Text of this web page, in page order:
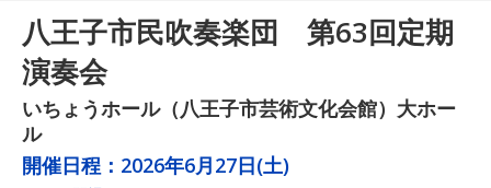
八王子市民吹奏楽団 第63回定期
演奏会
いちょうホール（八王子市芸術文化会館）大ホー
ル
開催日程： 2026年6月27日(土)